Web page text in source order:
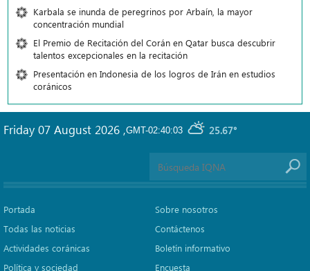
Karbala se inunda de peregrinos por Arbaín, la mayor
concentración mundial
El Premio de Recitación del Corán en Qatar busca descubrir
talentos excepcionales en la recitación
Presentación en Indonesia de los logros de Irán en estudios
coránicos
GMT-02:40:03 25.67°
Friday 07 August 2026 ,
Portada
Todas las noticias
Actividades coránicas
Política y sociedad
Sobre nosotros
Contáctenos
Boletín informativo
Encuesta